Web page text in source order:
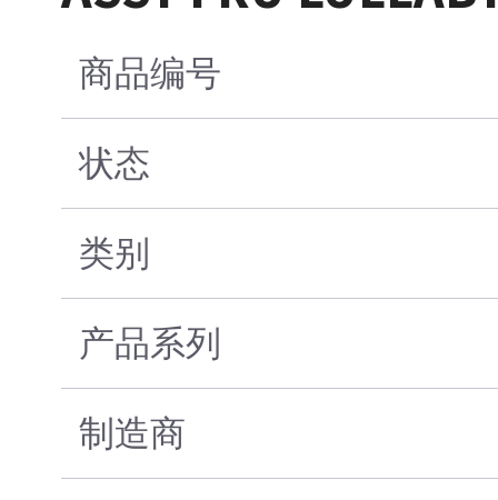
商品编号
状态
类别
产品系列
制造商